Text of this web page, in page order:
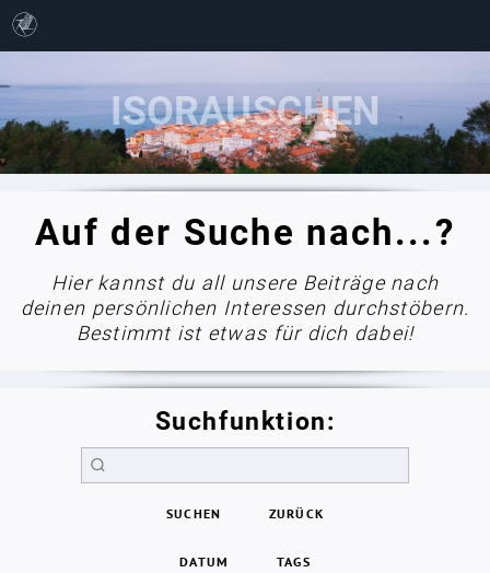
Auf der Suche nach...?
Hier kannst du all unsere Beiträge nach
deinen persönlichen Interessen durchstöbern.
Bestimmt ist etwas für dich dabei!
Suchfunktion:
SUCHEN ZURÜCK
DATUM TAGS